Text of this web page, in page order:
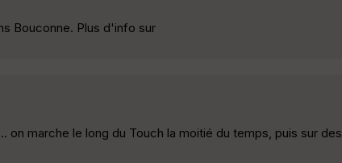
Bouconne. Plus d'info sur
on marche le long du Touch la moitié du temps, puis sur des